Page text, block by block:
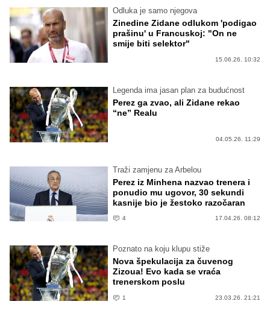
Odluka je samo njegova
Zinedine Zidane odlukom 'podigao
prašinu' u Francuskoj: "On ne
smije biti selektor"
15.06.26. 10:32
Legenda ima jasan plan za budućnost
Perez ga zvao, ali Zidane rekao
“ne” Realu
04.05.26. 11:29
Traži zamjenu za Arbelou
Perez iz Minhena nazvao trenera i
ponudio mu ugovor, 30 sekundi
kasnije bio je žestoko razočaran
4 17.04.26. 08:12
Poznato na koju klupu stiže
Nova špekulacija za čuvenog
Zizoua! Evo kada se vraća
trenerskom poslu
1 23.03.26. 21:21